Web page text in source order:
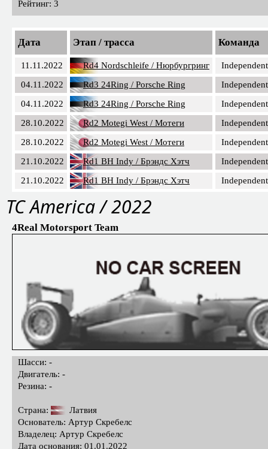
Рейтинг: 3
Дата Этап / трасса Команда
11.11.2022 Rd4 Nordschleife / Нюрбургринг
04.11.2022
Rd3 24Ring / Porsche Ring
04.11.2022
Rd3 24Ring / Porsche Ring
28.10.2022
Rd2 Motegi West / Мотеги
28.10.2022
Rd2 Motegi West / Мотеги
21.10.2022
Rd1 BH Indy / Брэндс Хэтч
21.10.2022
Rd1 BH Indy / Брэндс Хэтч
TC America / 2022
4Real Motorsport Team
Шасси: -
Двигатель: -
Резина: -
Страна:
Латвия
Основатель: Артур Скребелс
Владелец: Артур Скребелс
Дата основания: 01.01.2022